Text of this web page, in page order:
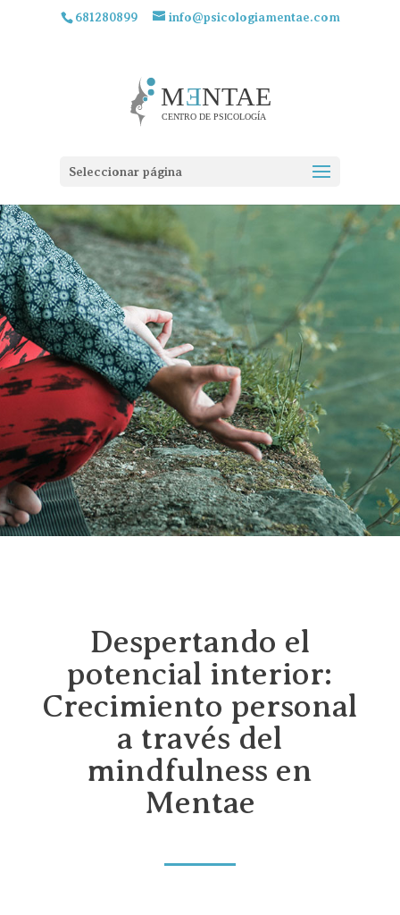
681280899 info@psicologiamentae.com
Seleccionar página
Despertando el
potencial interior:
Crecimiento personal
a través del
mindfulness en
Mentae